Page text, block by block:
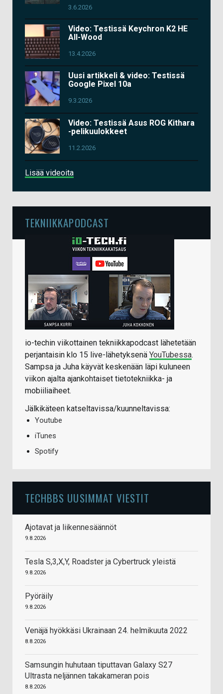
3.6.2026
Video: Testissä Keychron K2 HE
All-Wood
13.4.2026
Uusi artikkeli & video: Testissä
Google Pixel 10a
9.3.2026
Video: Testissä Asus ROG Kithara
-pelikuulokkeet
11.2.2026
Lisää videoita
TEKNIIKKAPODCAST
io-techin viikottainen tekniikkapodcast lähetetään
perjantaisin klo 15 live-lähetyksenä YouTubessa.
Sampsa ja Juha käyvät keskenään läpi kuluneen
viikon ajalta ajankohtaiset tietotekniikka- ja
mobiiliaiheet.
Jälkikäteen katseltavissa/kuunneltavissa:
Youtube
iTunes
Spotify
TECHBBS UUSIMMAT VIESTIT
Ajotavat ja liikennesäännöt
9.8.2026
Tesla S,3,X,Y, Roadster ja Cybertruck yleistä
9.8.2026
Pyöräily
9.8.2026
Venäjä hyökkäsi Ukrainaan 24. helmikuuta 2022
8.8.2026
Samsungin huhutaan tiputtavan Galaxy S27
Ultrasta neljännen takakameran pois
8.8.2026